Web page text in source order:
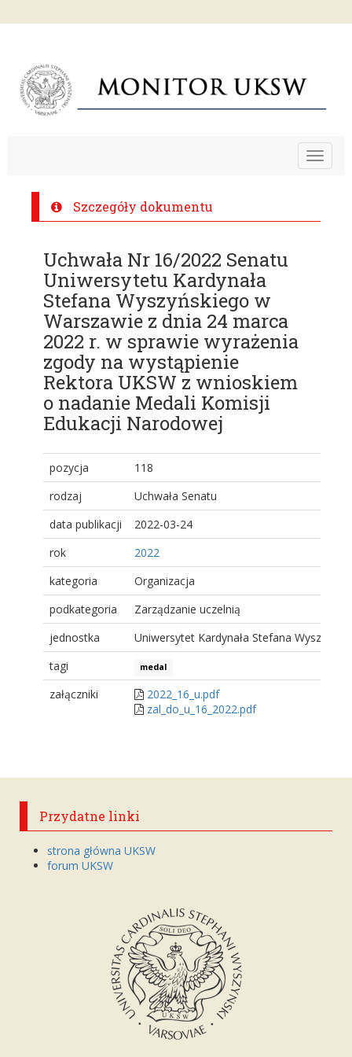
Toggle
Szczegóły dokumentu
Uchwała Nr 16/2022 Senatu
Uniwersytetu Kardynała
Stefana Wyszyńskiego w
Warszawie z dnia 24 marca
2022 r. w sprawie wyrażenia
zgody na wystąpienie
Rektora UKSW z wnioskiem
o nadanie Medali Komisji
Edukacji Narodowej
pozycja
118
rodzaj
Uchwała Senatu
data publikacji
2022-03-24
rok
2022
kategoria
Organizacja
podkategoria
Zarządzanie uczelnią
jednostka
Uniwersytet Kardynała Stefana
tagi
medal
załączniki
2022_16_u.pdf
zal_do_u_16_2022.pdf
Przydatne linki
strona główna UKSW
forum UKSW